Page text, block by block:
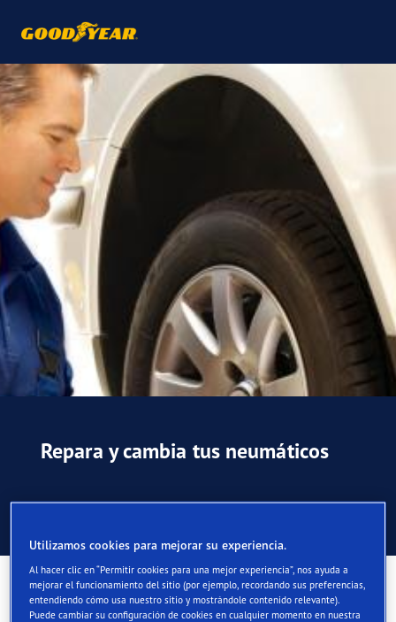
Repara y cambia tus neumáticos
Cómo reparar una rueda pinchada
Utilizamos cookies para mejorar su experiencia.
Al hacer clic en “Permitir cookies para una mejor experiencia”, nos ayuda a
mejorar el funcionamiento del sitio (por ejemplo, recordando sus preferencias,
entendiendo cómo usa nuestro sitio y mostrándole contenido relevante).
Puede cambiar su configuración de cookies en cualquier momento en nuestra